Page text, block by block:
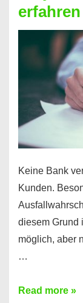
nicht
nur
für
Handy
möglich!
Keine Bank
Kunden.
diesem Grund
möglich, aber
…
Ist
Read more »